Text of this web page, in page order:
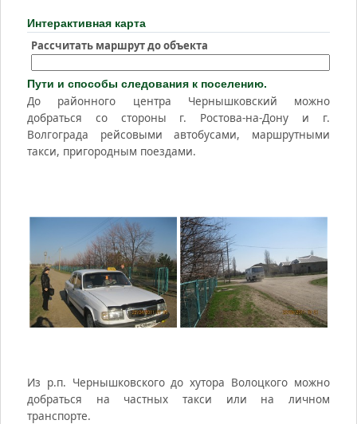
Интерактивная карта
Рассчитать маршрут до объекта
Пути и способы следования к поселению.
До районного центра Чернышковский можно
добраться со стороны г. Ростова-на-Дону и г.
Волгограда рейсовыми автобусами, маршрутными
такси, пригородным поездами.
Из р.п. Чернышковского до хутора Волоцкого можно
добраться на частных такси или на личном
транспорте.